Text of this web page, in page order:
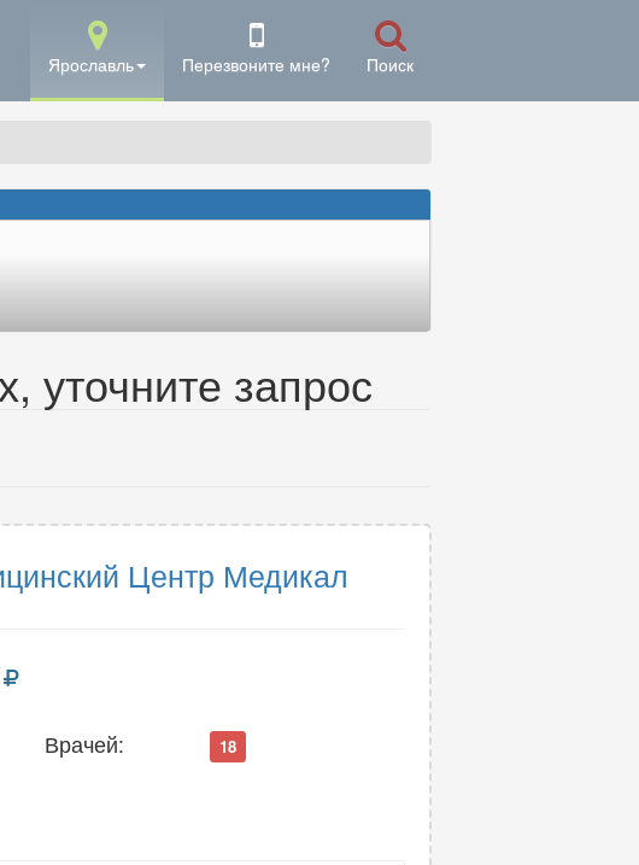
Ярославль Перезвоните мне? Поиск
уточните запрос
Центр Медикал
Врачей: 18